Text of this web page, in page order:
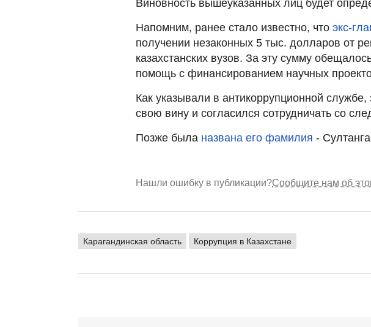
Виновность вышеуказанных лиц будет
Напомним, ранее стало известно, что экс-
получении незаконных 5 тыс. долларов от
казахстанских вузов. За эту сумму
помощь с финансированием научных
Как указывали в антикоррупционной
свою вину и согласился сотрудничать со
Позже была названа его фамилия -
Нашли ошибку в публикации?Сообщите нам об
Карагандинская область Коррупция в Казахстане